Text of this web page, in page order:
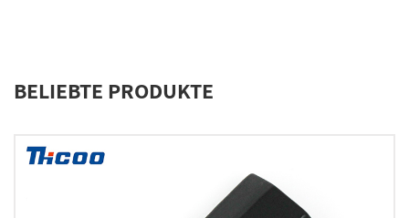
BELIEBTE PRODUKTE